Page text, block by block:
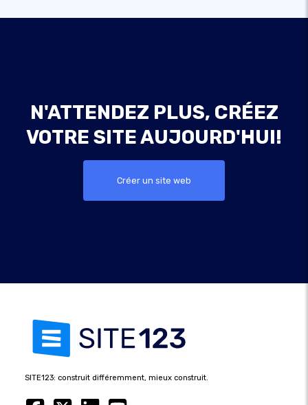
N'ATTENDEZ PLUS, CRÉEZ
VOTRE SITE AUJOURD'HUI!
Créer un site web
SITE123: construit différemment, mieux construit.